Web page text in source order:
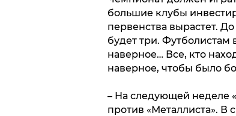
большие клубы
первенства вырастет.
будет три. Футболистам
наверное… Все, кто
наверное, чтобы было
– На следующей неделе
против «Металлиста». В